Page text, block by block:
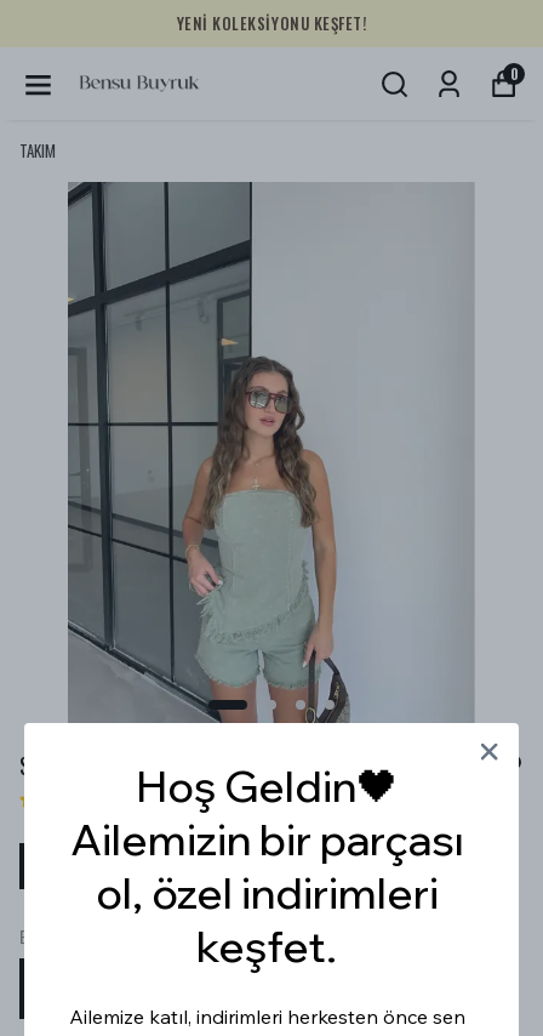
YENİ KOLEKSİYONU KEŞFET!
0
TAKIM
STRAPLEZ BÜSTİYERLİ YIKAMALI YEŞİL ŞORTLU TAKIM
2 değerlendirme
₺ 1,499.99
₺ 799.99
Beden
Hoş Geldin🖤
Ailemizin bir parçası
ol, özel indirimleri
keşfet.
Ailemize katıl, indirimleri herkesten önce sen